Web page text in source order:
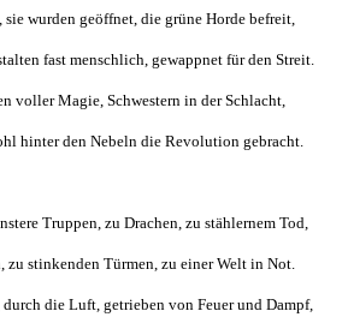
sie wurden geöffnet, die grüne Horde befreit,
fast menschlich, gewappnet für den Streit.
voller Magie, Schwestern in der Schlacht,
hinter den Nebeln die Revolution gebracht.
Truppen, zu Drachen, zu stählernem Tod,
zu stinkenden Türmen, zu einer Welt in Not.
die Luft, getrieben von Feuer und Dampf,